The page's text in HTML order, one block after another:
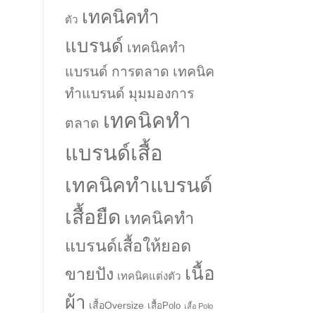
ตัว เทคนิคทำ
แบรนด์ เทคนิคทำ
แบรนด์ การตลาด เทคนิค
ทำแบรนด์ มุมมองการ
ตลาด เทคนิคทำ
แบรนด์เสื้อ
เทคนิคทำแบรนด์
เสื้อยืด เทคนิคทำ
แบรนด์เสื้อให้ยอด
ขายปัง เทคนิคแต่งตัว เนื้อ
ผ้า เสื้อOversize เสื้อPolo เสื้อ Polo